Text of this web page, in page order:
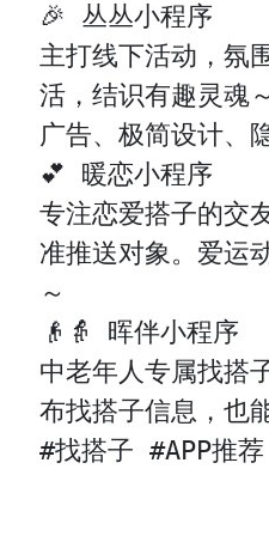
🎉 丛丛小程序
主打线下活动，氛
活，结识有趣灵魂
广告、极简设计、
💕 暖恋小程序
专注恋爱搭子的交
准推送对象。爱运
～
👴👵 晖伴小程序
中老年人专属找搭
布找搭子信息，也
#找搭子 #APP推